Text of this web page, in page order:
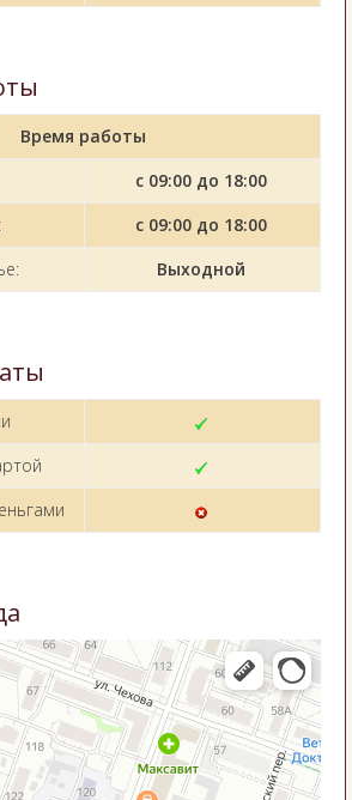
Время работы
с 09:00 до 18:00
с 09:00 до 18:00
Выходной